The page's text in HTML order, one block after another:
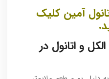
آمین کلیک
و اتانول در